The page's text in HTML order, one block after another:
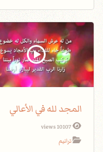
المجد لله في الأعالي
10107 views
ترانيم